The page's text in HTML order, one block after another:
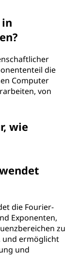
die
Computer
von
wie
die Fourier-
Exponenten,
zu
und ermöglicht
und